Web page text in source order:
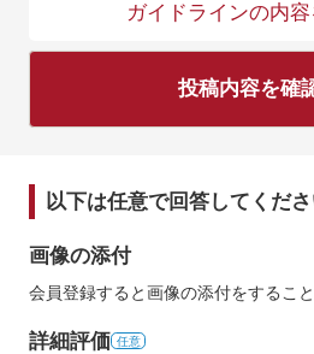
ガイドラインの内
投稿内容を確
以下は任意で回答してくだ
画像の添付
会員登録すると画像の添付をすること
詳細評価 任意